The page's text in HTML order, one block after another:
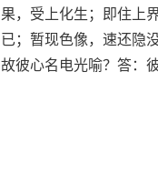
果，受上化生；即住上
已；暂现色像，速还隐
故彼心名电光喻？答：